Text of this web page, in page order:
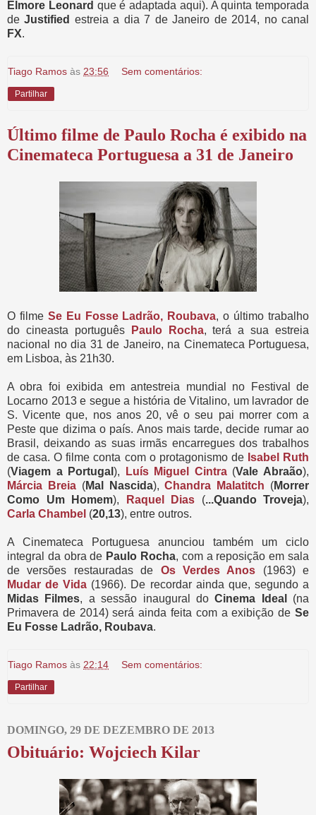
Elmore Leonard que é adaptada aqui). A quinta temporada
deJustified estreia a dia 7 de Janeiro de 2014, no canal
FX.
Tiago Ramos às 23:56 Sem comentários:
Partilhar
Último filme de Paulo Rocha é exibido na
Cinemateca Portuguesa a 31 de Janeiro
O filme Se Eu Fosse Ladrão, Roubava, o último trabalho
do cineasta português
Paulo Rocha, terá a sua estreia
nacional no dia 31 de Janeiro, na Cinemateca Portuguesa,
em Lisboa, às 21h30.
A obra foi exibida em antestreia mundial no Festival de
Locarno 2013 e segue a história de Vitalino, um lavrador de
S. Vicente que, nos anos 20, vê o seu pai morrer com a
Peste que dizima o país. Anos mais tarde, decide rumar ao
Brasil, deixando as suas irmãs encarregues dos trabalhos
de casa. O filme conta com o protagonismo de Isabel Ruth
(Viagem a Portugal), Luís Miguel Cintra(Vale Abraão),
Márcia Breia(Mal Nascida),Chandra Malatitch (Morrer
Como Um Homem), Raquel Dias (...Quando Troveja),
Carla Chambel (20,13), entre outros.
A Cinemateca Portuguesa anunciou também um ciclo
integral da obra de Paulo Rocha, com a reposição em sala
de versões restauradas de Os Verdes Anos (1963) e
Mudar de Vida (1966). De recordar ainda que, segundo a
Midas Filmes, a sessão inaugural doCinema Ideal
(na
Primavera de 2014) será ainda feita com a exibição de Se
Eu Fosse Ladrão, Roubava.
Tiago Ramos às 22:14 Sem comentários:
Partilhar
DOMINGO, 29 DE DEZEMBRO DE 2013
Obituário: Wojciech Kilar